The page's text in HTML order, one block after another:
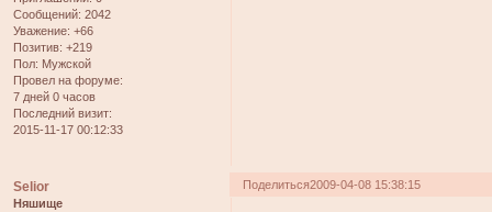
Сообщений: 2042
Уважение: +66
Позитив: +219
Пол: Мужской
Провел на форуме:
7 дней 0 часов
Последний визит:
2015-11-17 00:12:33
Поделиться2009-04-08 15:38:15
Selior
Няшище